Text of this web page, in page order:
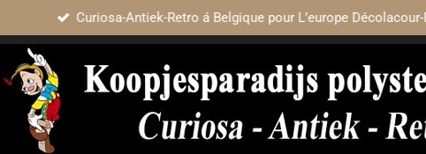
Curiosa-Antiek-Retro á Belgique pour L’europe